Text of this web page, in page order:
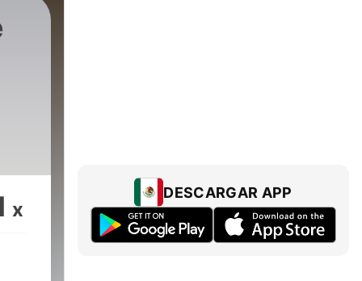
x
DESCARGAR APP